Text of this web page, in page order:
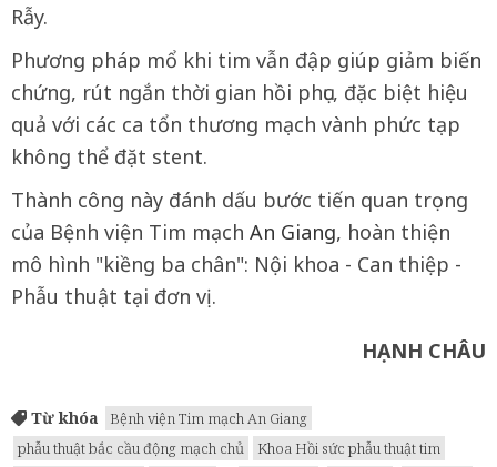
Rẫy.
Phương pháp mổ khi tim vẫn đập giúp giảm biến
chứng, rút ngắn thời gian hồi phục, đặc biệt hiệu
quả với các ca tổn thương mạch vành phức tạp
không thể đặt stent.
Thành công này đánh dấu bước tiến quan trọng
của Bệnh viện Tim mạch An Giang, hoàn thiện
mô hình "kiềng ba chân": Nội khoa - Can thiệp -
Phẫu thuật tại đơn vị.
HẠNH CHÂU
Từ khóa
Bệnh viện Tim mạch An Giang
phẫu thuật bắc cầu động mạch chủ
Khoa Hồi sức phẫu thuật tim